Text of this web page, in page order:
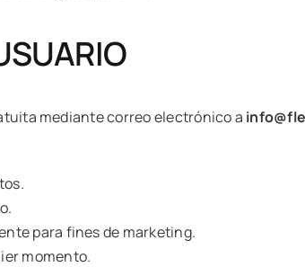
mediante correo electrónico a
para fines de marketing.
momento.